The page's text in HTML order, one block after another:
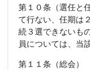
第１０条（選任と
て行ない、任期は
続３選できないも
員については、当
第１１条（総会